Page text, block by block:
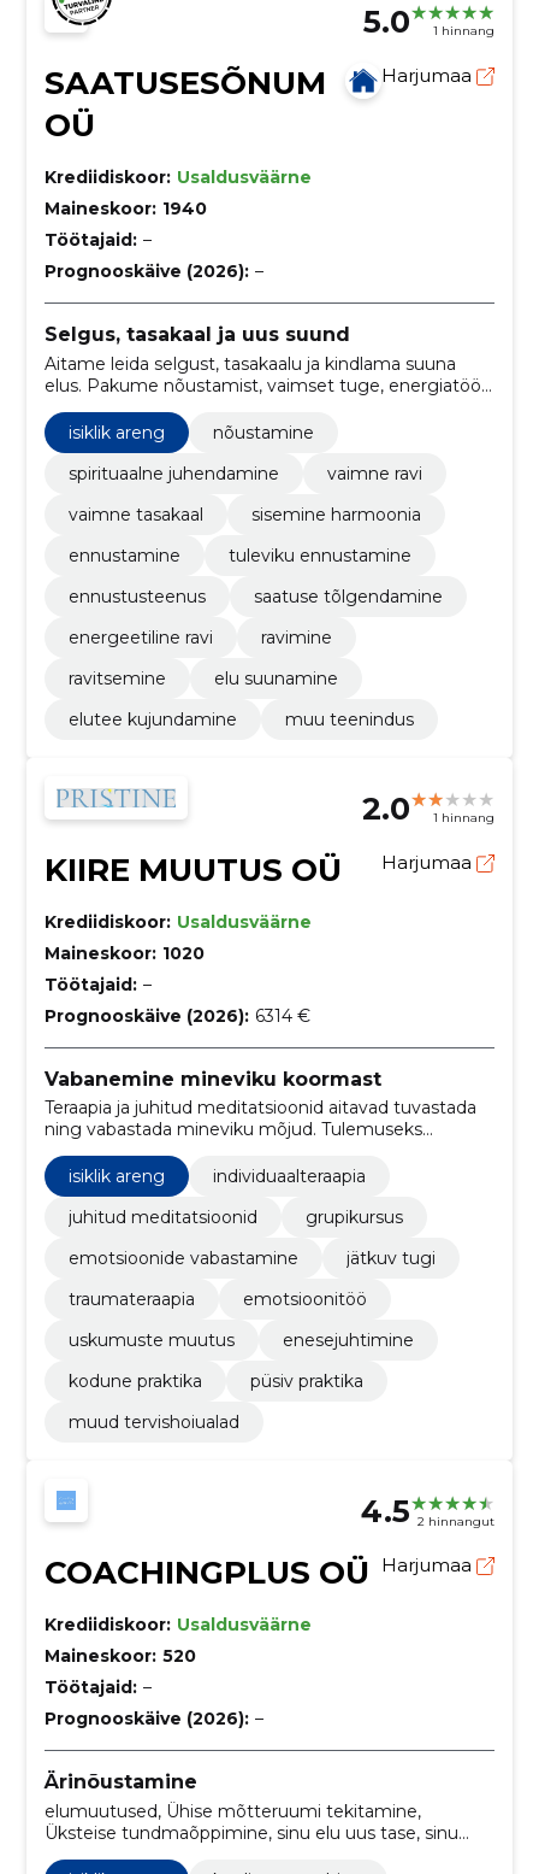
5.0 1 hinnang
SAATUSESÕNUM
OÜ
Harjumaa
Krediidiskoor: Usaldusväärne
Maineskoor: 1940
Töötajaid: –
Prognooskäive (2026): –
Selgus, tasakaal ja uus suund
Aitame leida selgust, tasakaalu ja kindlama suuna
elus. Pakume nõustamist, vaimset tuge, energiatööd
isiklik areng
nõustamine
spirituaalne juhendamine
vaimne ravi
vaimne tasakaal
sisemine harmoonia
ennustamine
tuleviku ennustamine
ennustusteenus
saatuse tõlgendamine
energeetiline ravi
ravimine
ravitsemine
elu suunamine
elutee kujundamine
muu teenindus
2.0 1 hinnang
KIIRE MUUTUS OÜ Harjumaa
Krediidiskoor: Usaldusväärne
Maineskoor: 1020
Töötajaid: –
Prognooskäive (2026): 6314 €
Vabanemine mineviku koormast
Teraapia ja juhitud meditatsioonid aitavad tuvastada
ning vabastada mineviku mõjud. Tulemuseks
emotsionaalne kergendus, suurem enesekaastunne
ja selgem sisekindlus.
isiklik areng
individuaalteraapia
juhitud meditatsioonid
grupikursus
emotsioonide vabastamine
jätkuv tugi
traumateraapia
emotsioonitöö
uskumuste muutus
enesejuhtimine
kodune praktika
püsiv praktika
muud tervishoiualad
4.5 2 hinnangut
COACHINGPLUS OÜ Harjumaa
Krediidiskoor: Usaldusväärne
Maineskoor: 520
Töötajaid: –
Prognooskäive (2026): –
Ärinõustamine
elumuutused, Ühise mõtteruumi tekitamine,
Üksteise tundmaõppimine, sinu elu uus tase, sinu
eesmärgi suurem pilt, tulemuslik aja kasutus, sinu